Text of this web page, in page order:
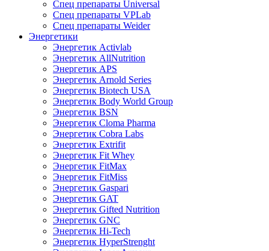
Спец препараты Universal
Спец препараты VPLab
Спец препараты Weider
Энергетики
Энергетик Activlab
Энергетик AllNutrition
Энергетик APS
Энергетик Arnold Series
Энергетик Biotech USA
Энергетик Body World Group
Энергетик BSN
Энергетик Cloma Pharma
Энергетик Cobra Labs
Энергетик Extrifit
Энергетик Fit Whey
Энергетик FitMax
Энергетик FitMiss
Энергетик Gaspari
Энергетик GAT
Энергетик Gifted Nutrition
Энергетик GNC
Энергетик Hi-Tech
Энергетик HyperStrenght